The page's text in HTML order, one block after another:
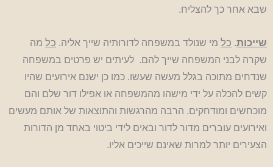
שבא אחר כך להצליח.
שייכות. כל מי שנולד במשפחה לדורותיה שייך אליה. כל מה
שקרה לבני המשפחה שייך להם. לעיתים יש פרטים במשפחה
שנדחים מתוכה בגלל מעשה שעשו. כמו כן ישנם אירועים שהיו
קשים להכלה על ידי מישהו מהמשפחה או אפילו דור שלם והם
מוכחשים ומודחקים. הרבה מהרגשות והתוצאות של אותם מעשים
ואירועים עוברים מדור לדור ובאים לידי ביטוי באחד מן הדורות
הצעירים יותר למרות שאינם שייכים אליו.